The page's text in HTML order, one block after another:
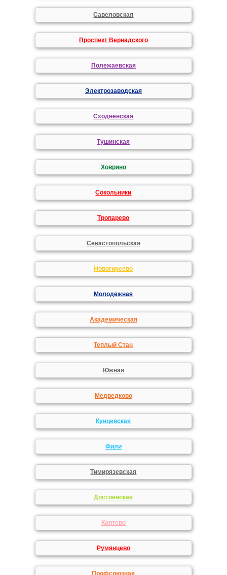
Савеловская
Проспект Вернадского
Полежаевская
Электрозаводская
Сходненская
Тушинская
Ховрино
Сокольники
Тропарево
Севастопольская
Новогиреево
Молодежная
Академическая
Теплый Стан
Южная
Медведково
Кунцевская
Фили
Тимирязевская
Достоевская
Коптево
Румянцево
Профсоюзная